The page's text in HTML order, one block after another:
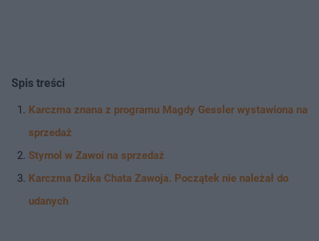
Spis treści
Karczma znana z programu Magdy Gessler wystawiona na
sprzedaż
Styrnol w Zawoi na sprzedaż
Karczma Dzika Chata Zawoja. Początek nie należał do
udanych